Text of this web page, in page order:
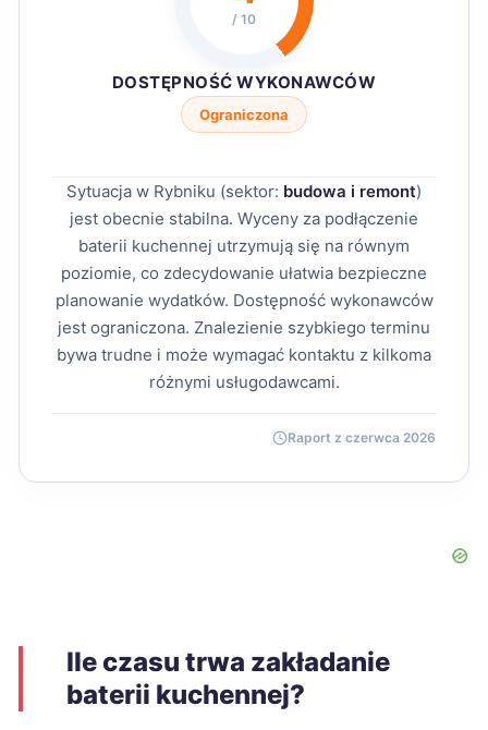
/ 10
DOSTĘPNOŚĆ WYKONAWCÓW
Ograniczona
Sytuacja w Rybniku (sektor: budowa i remont)
jest obecnie stabilna. Wyceny za podłączenie
baterii kuchennej utrzymują się na równym
poziomie, co zdecydowanie ułatwia bezpieczne
planowanie wydatków. Dostępność wykonawców
jest ograniczona. Znalezienie szybkiego terminu
bywa trudne i może wymagać kontaktu z kilkoma
różnymi usługodawcami.
Raport z czerwca 2026
Ile czasu trwa zakładanie
baterii kuchennej?